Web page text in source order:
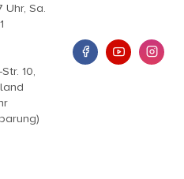
Uhr, Sa.
10,